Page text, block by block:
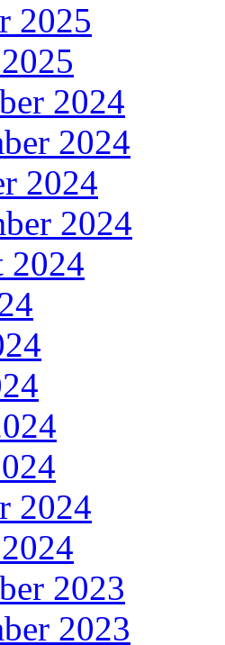
2025
2024
2024
2024
2024
2024
2024
2023
2023